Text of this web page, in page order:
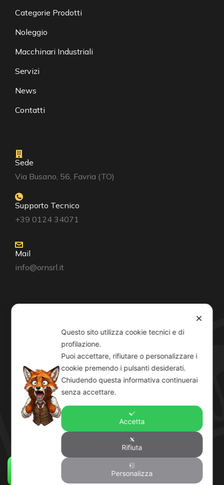
Categorie Prodotti
Noleggio
Macchinari Industriali
Servizi
News
Contatti
Sede
Via Busano, 56, Favria (TO)
Supporto Tecnico
+39 0124 34071
Mail
info@ornsrl.it
Orari
Lun-Ven: 8-12:30 14-19
Sab: 8-12:30
© O.R.N. srl IT07186620014 Rea 8599719 Tutti i
Privacy Policy
✕
Questo sito utilizza cookie tecnici e di
profilazione.
Puoi accettare, rifiutare o personalizzare i
cookie premendo i pulsanti desiderati.
Chiudendo questa informativa continuerai
senza accettare.
Accetta
Rifiuta
Personalizza